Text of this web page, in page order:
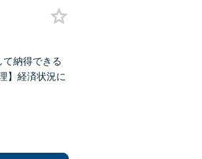
て納得できる
】経済状況に